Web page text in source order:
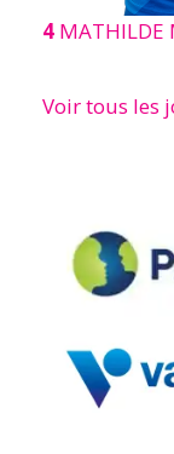
4 MATHILDE
Voir tous les